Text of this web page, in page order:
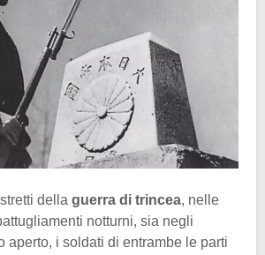
della guerra di trincea, nelle
notturni, sia negli
aperto, i soldati di entrambe le parti